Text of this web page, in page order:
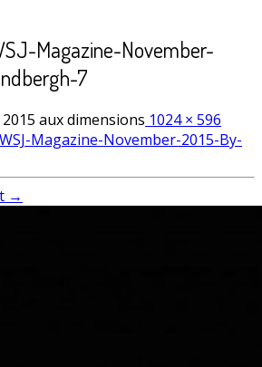
Magazine-November-
7
aux dimensions 1024 × 596
Magazine-November-2015-By-
→